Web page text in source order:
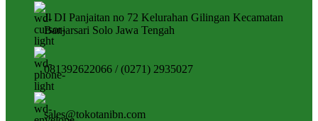
Jl DI Panjaitan no 72 Kelurahan Gilingan Kecamatan
Banjarsari Solo Jawa Tengah
081392622066 / (0271) 2935027
sales@tokotanibn.com